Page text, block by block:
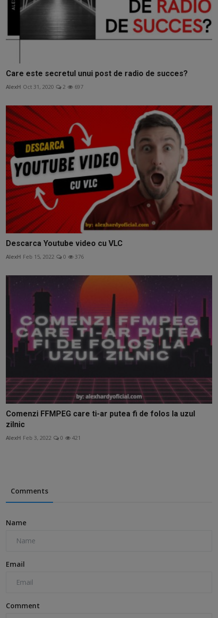
Care este secretul unui post de radio de succes?
AlexH Oct 31, 2020 2 697
Descarca Youtube video cu VLC
AlexH Feb 15, 2022 0 376
Comenzi FFMPEG care ti-ar putea fi de folos la uzul
zilnic
AlexH Feb 3, 2022 0 421
Comments
Name
Email
Comment